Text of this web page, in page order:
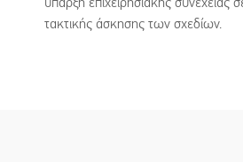
τακτικής άσκησης των σχεδίων.